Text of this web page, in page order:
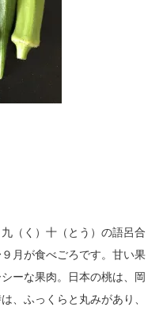
（く）十（とう）の語呂合
月が食べごろです。甘い果
ーな果肉。日本の桃は、岡
、ふっくらと丸みがあり、